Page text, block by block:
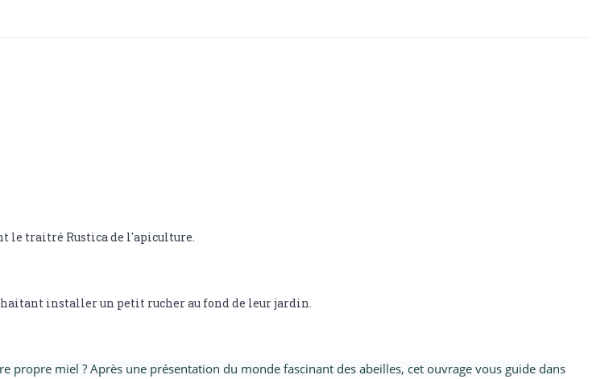
le traitré Rustica de l'apiculture.
installer un petit rucher au fond de leur jardin.
miel ? Après une présentation du monde fascinant des abeilles, cet ouvrage vous guide dans